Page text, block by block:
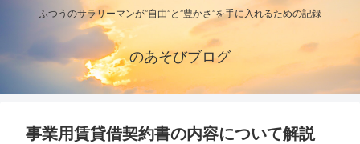
ふつうのサラリーマンが”自由”と”豊かさ”を手に入れるための記録
のあそびブログ
事業用賃貸借契約書の内容について解説